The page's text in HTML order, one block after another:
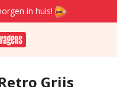
in huis!
Grijs